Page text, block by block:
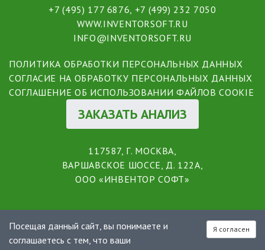
+7 (495) 177 6876 +7 (499) 232 7050
WWW.INVENTORSOFT.RU
INFO@INVENTORSOFT.RU
ПОЛИТИКА ОБРАБОТКИ ПЕРСОНАЛЬНЫХ ДАННЫХ
СОГЛАСИЕ НА ОБРАБОТКУ ПЕРСОНАЛЬНЫХ ДАННЫХ
СОГЛАШЕНИЕ ОБ ИСПОЛЬЗОВАНИИ ФАЙЛОВ COOKIE
ЗАКАЗАТЬ АНАЛИЗ
117587, Г. МОСКВА,
ВАРШАВСКОЕ ШОССЕ, Д. 122А,
ООО «ИНВЕНТОР СОФТ»
Посещая данный сайт, вы понимаете и
соглашаетесь с тем, что ваши
Я согласен